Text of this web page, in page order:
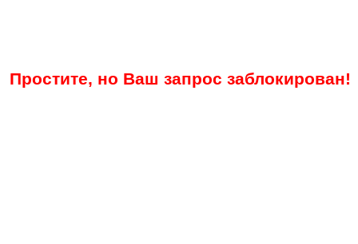
Простите, но Ваш запрос заблокирован!